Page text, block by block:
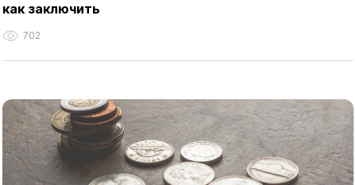
как заключить
702